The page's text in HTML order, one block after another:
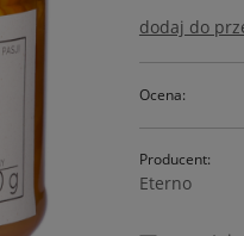
dodaj do
Ocena:
Producent:
Eterno